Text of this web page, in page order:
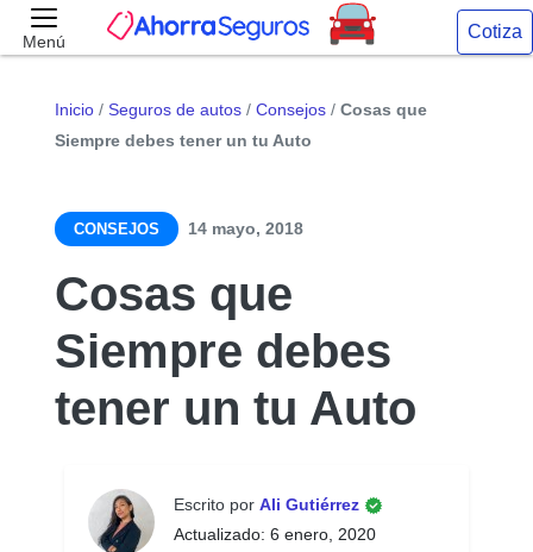
Menú Cotiza
Inicio / Seguros de autos / Consejos / Cosas que
Siempre debes tener un tu Auto
CONSEJOS 14 mayo, 2018
Cosas que
Siempre debes
tener un tu Auto
Escrito por Ali Gutiérrez
Actualizado: 6 enero, 2020